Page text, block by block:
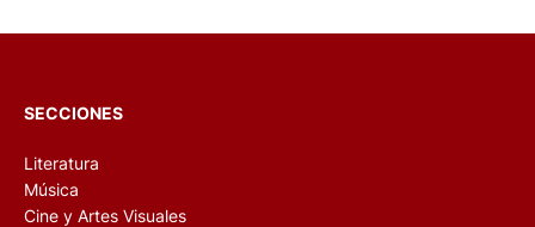
SECCIONES
Literatura
Música
Cine y Artes Visuales